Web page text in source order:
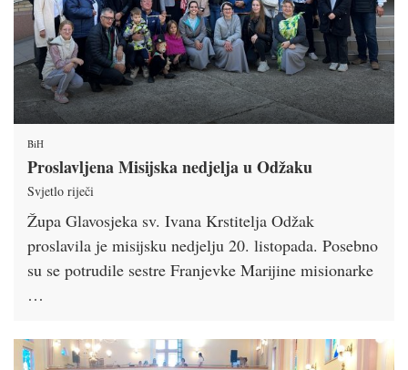
BiH
Proslavljena Misijska nedjelja u Odžaku
Svjetlo riječi
Župa Glavosjeka sv. Ivana Krstitelja Odžak
proslavila je misijsku nedjelju 20. listopada. Posebno
su se potrudile sestre Franjevke Marijine misionarke
…